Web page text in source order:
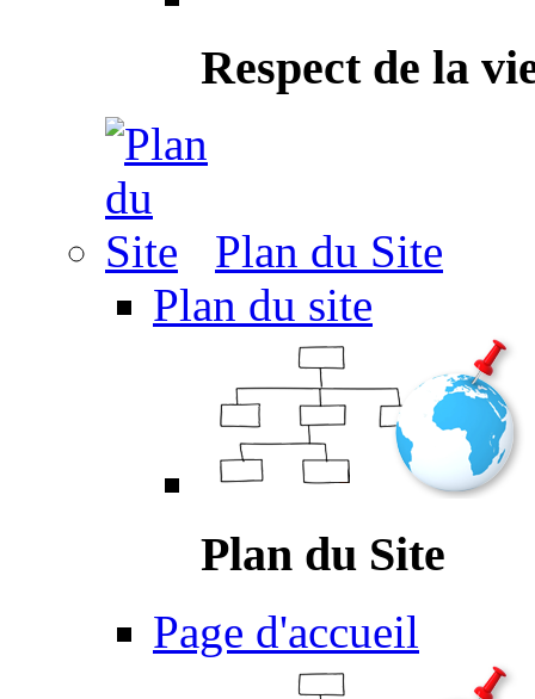
Respect de la
Plan du Site
Plan du site
Plan du Site
Page d'accueil